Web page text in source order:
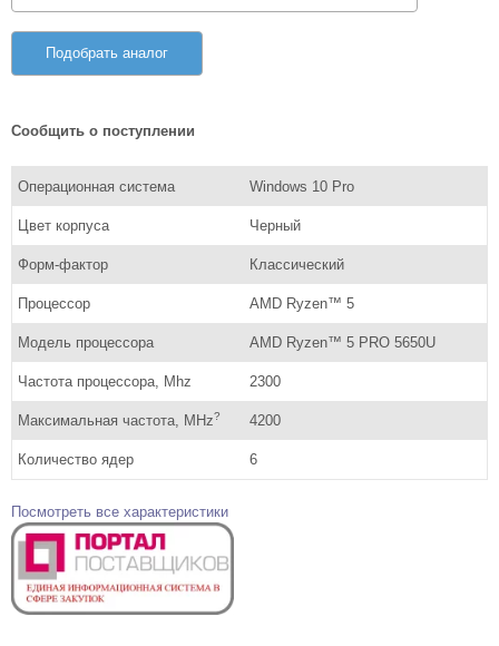
Подобрать аналог
Сообщить о поступлении
Операционная система Windows 10 Pro
Цвет корпуса Черный
Форм-фактор Классический
Процессор AMD Ryzen™ 5
Модель процессора AMD Ryzen™ 5 PRO 5650U
Частота процессора, Mhz 2300
Максимальная частота, MHz? 4200
Количество ядер 6
Посмотреть все характеристики